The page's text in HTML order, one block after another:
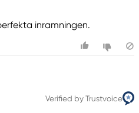
inramningen.
Verified by Trustvoice